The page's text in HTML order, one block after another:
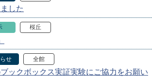
した
桜丘
せ 全館
ックボックス実証実験にご協力をお願い